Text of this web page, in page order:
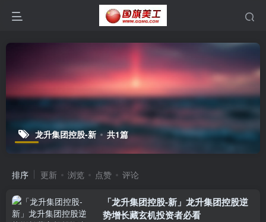
龙升集团控股-新 共1篇
排序 更新 浏览 点赞 评论
「龙升集团控股-新」龙升集团控股逆
势增长藏玄机投资者必看